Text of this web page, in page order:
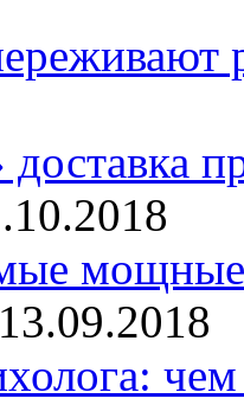
мощные
13.09.2018
чем